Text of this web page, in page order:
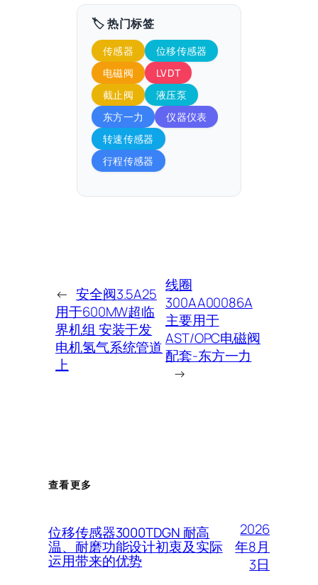
🏷️ 热门标签
传感器
位移传感器
电磁阀
LVDT
截止阀
液压泵
东方一力
仪器仪表
转速传感器
行程传感器
← 安全阀3.5A25
用于600MW超临
界机组 安装于发
电机氢气系统管道
上
线圈
300AA00086A
主要用于
AST/OPC电磁阀
配套-东方一力
→
查看更多
位移传感器3000TDGN 耐高
温、耐磨功能设计初衷及实际
运用带来的优势
2026
年8月
3日